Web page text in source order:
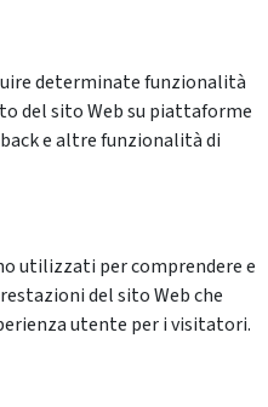
determinate funzionalità
del sito Web su piattaforme
e altre funzionalità di
utilizzati per comprendere e
del sito Web che
utente per i visitatori.